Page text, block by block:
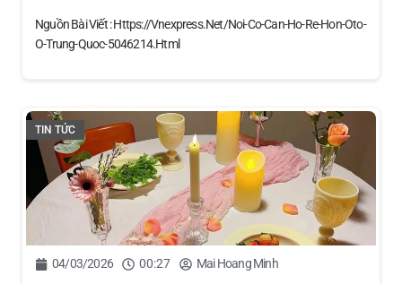
Nguồn Bài Viết : Https://vnexpress.net/noi-Co-Can-Ho-Re-Hon-Oto-
O-Trung-Quoc-5046214.html
TIN TỨC
04/03/2026 00:27 Mai Hoang Minh